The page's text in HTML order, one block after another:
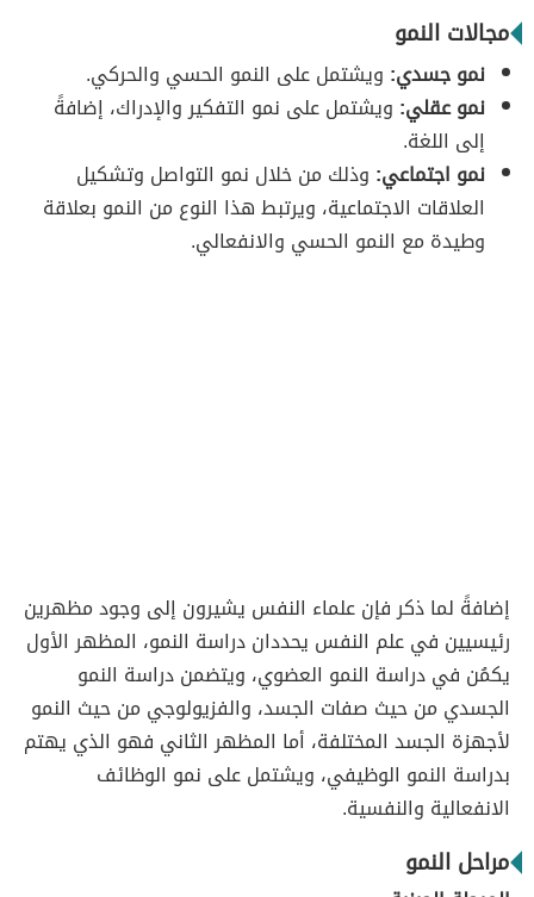
مجالات النمو
نمو جسدي: ويشتمل على النمو الحسي والحركي.
نمو عقلي: ويشتمل على نمو التفكير والإدراك، إضافةً
إلى اللغة.
نمو اجتماعي: وذلك من خلال نمو التواصل وتشكيل
العلاقات الاجتماعية، ويرتبط هذا النوع من النمو بعلاقة
وطيدة مع النمو الحسي والانفعالي.
إضافةً لما ذكر فإن علماء النفس يشيرون إلى وجود مظهرين
رئيسيين في علم النفس يحددان دراسة النمو، المظهر الأول
يكمُن في دراسة النمو العضوي، ويتضمن دراسة النمو
الجسدي من حيث صفات الجسد، والفزيولوجي من حيث النمو
لأجهزة الجسد المختلفة، أما المظهر الثاني فهو الذي يهتم
بدراسة النمو الوظيفي، ويشتمل على نمو الوظائف
الانفعالية والنفسية.
مراحل النمو